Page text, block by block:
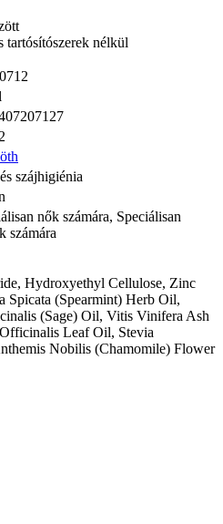
tartósítószerek nélkül
szájhigiénia
nők számára, Speciálisan
számára
Hydroxyethyl Cellulose, Zinc
Spicata (Spearmint) Herb Oil,
(Sage) Oil, Vitis Vinifera Ash
Leaf Oil, Stevia
Nobilis (Chamomile) Flower